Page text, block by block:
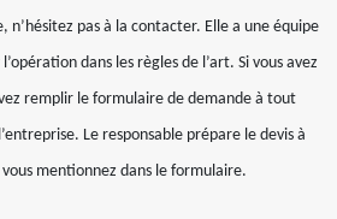
n’hésitez pas à la contacter. Elle a une équipe
dans les règles de l’art. Si vous avez
remplir le formulaire de demande à tout
Le responsable prépare le devis à
mentionnez dans le formulaire.